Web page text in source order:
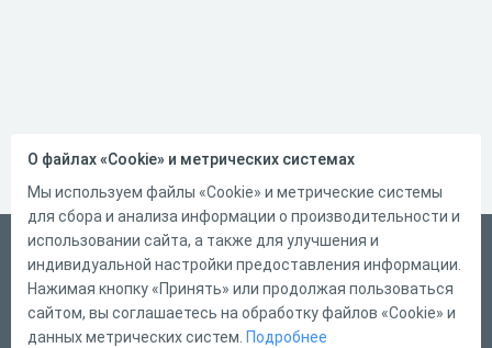
Русский
Справка
Форма обратной связи
О файлах «Cookie» и метрических системах
Мы используем файлы «Cookie» и метрические системы
для сбора и анализа информации о производительности и
использовании сайта, а также для улучшения и
индивидуальной настройки предоставления информации.
Нажимая кнопку «Принять» или продолжая пользоваться
сайтом, вы соглашаетесь на обработку файлов «Cookie» и
данных метрических систем. Подробнее